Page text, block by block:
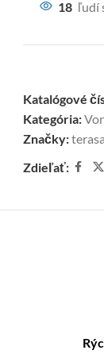
18 ľudí
Katalógové
Kategória:
Značky:terasa
Zdieľať: